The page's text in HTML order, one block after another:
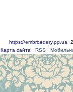
https://embroedery.pp.ua
Карта сайта
RSS